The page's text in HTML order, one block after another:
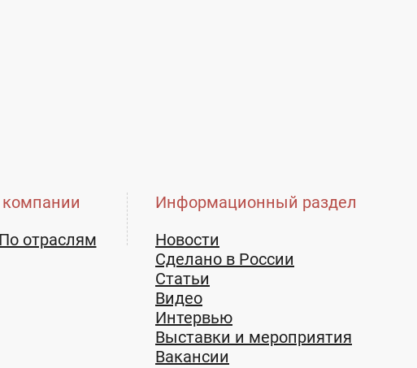
По отраслям
Информационный раздел
Новости
Сделано в России
Статьи
Видео
Интервью
Выставки и мероприятия
Вакансии